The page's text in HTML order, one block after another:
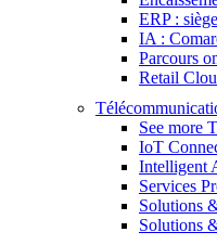
ERP :
IA :
Parcours
Retail
See more
IoT
Intelligent
Services
Solutions
Solutions